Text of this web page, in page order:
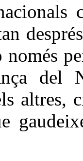
només
del
altres,